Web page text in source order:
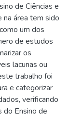
de Ciências e
na área tem sido
um dos
de estudos
os
lacunas ou
trabalho foi
e categorizar
verificando
do Ensino de